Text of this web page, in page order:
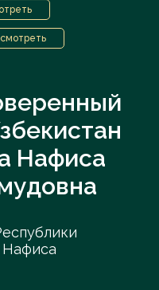
Нафиса
Нафиса